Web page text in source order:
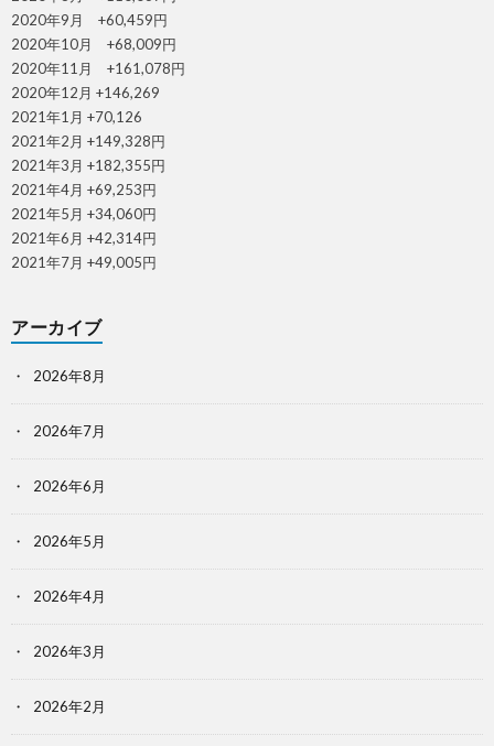
2020年9月 +60,459円
2020年10月 +68,009円
2020年11月 +161,078円
2020年12月 +146,269
2021年1月 +70,126
2021年2月 +149,328円
2021年3月 +182,355円
2021年4月 +69,253円
2021年5月 +34,060円
2021年6月 +42,314円
2021年7月 +49,005円
アーカイブ
2026年8月
2026年7月
2026年6月
2026年5月
2026年4月
2026年3月
2026年2月